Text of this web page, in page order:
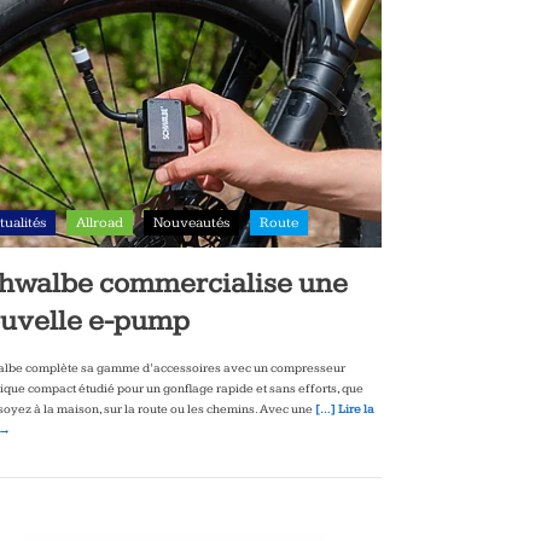
Allroad Nouveautés Route
commercialise une
e-pump
complète sa gamme d’accessoires avec un compresseur
compact étudié pour un gonflage rapide et sans efforts, que
à la maison, sur la route ou les chemins. Avec une […] Lire la